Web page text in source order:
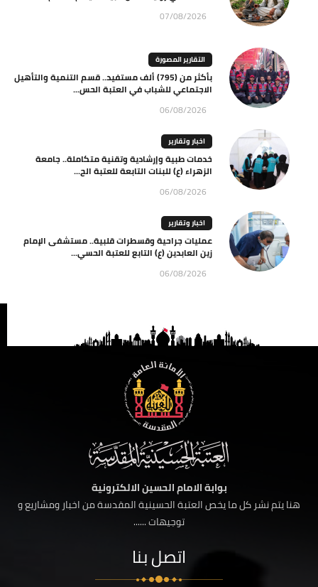
07/08/2026
التقارير المصورة
بأكثر من (795) ألف مستفيد.. قسم التنمية والتأهيل
الاجتماعي للشباب في العتبة الحس...
06/08/2026
اخبار وتقارير
خدمات طبية وإرشادية وتقنية متكاملة.. جامعة
الزهراء (ع) للبنات التابعة للعتبة الح...
06/08/2026
اخبار وتقارير
عمليات جراحية وقسطرات قلبية.. مستشفى الإمام
زين العابدين (ع) التابع للعتبة الحسي...
06/08/2026
بوابة الامام الحسين الالكترونية
هنا يتم نشر كل ما يخص العتبة الحسينية المقدسة من اخبار ومشاريع و
توجيهات ......
اتصل بنا